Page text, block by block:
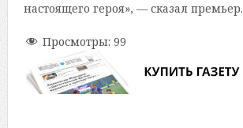
настоящего героя», — сказал премьер.
Просмотры: 99